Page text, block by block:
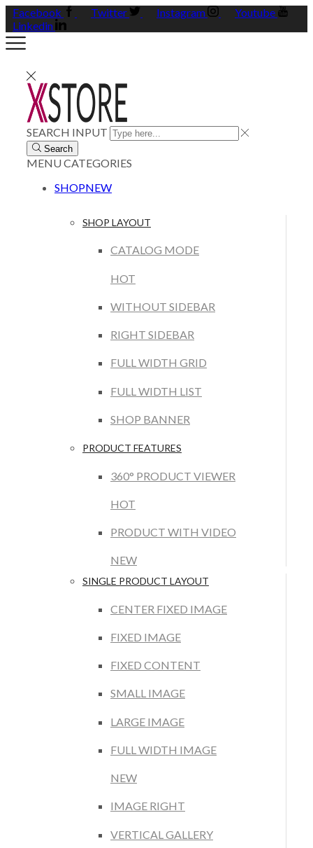
Facebook Twitter Instagram
Youtube
Linkedin
SEARCH INPUT
Search
MENUCATEGORIES
SHOPNEW
SHOP LAYOUT
CATALOG MODE
HOT
WITHOUT SIDEBAR
RIGHT SIDEBAR
FULL WIDTH GRID
FULL WIDTH LIST
SHOP BANNER
PRODUCT FEATURES
360° PRODUCT VIEWER
HOT
PRODUCT WITH VIDEO
NEW
SINGLE PRODUCT LAYOUT
CENTER FIXED IMAGE
FIXED IMAGE
FIXED CONTENT
SMALL IMAGE
LARGE IMAGE
FULL WIDTH IMAGE
NEW
IMAGE RIGHT
VERTICAL GALLERY